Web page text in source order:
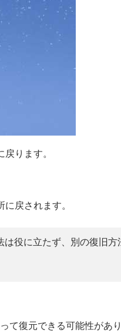
ります。
戻されます。
役に立たず、別の復旧方
て復元できる可能性があ